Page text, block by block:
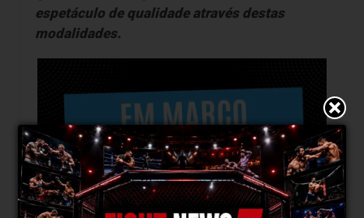
espetáculo de qualidade através destas
modalidades.